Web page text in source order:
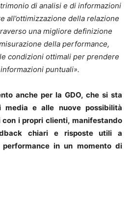
di analisi e di informazioni
all’ottimizzazione della relazione
una migliore definizione
della performance,
condizioni ottimali per prendere
puntuali».
anche per la GDO, che si sta
media e alle nuove possibilità
i propri clienti, manifestando
chiari e risposte utili a
in un momento di